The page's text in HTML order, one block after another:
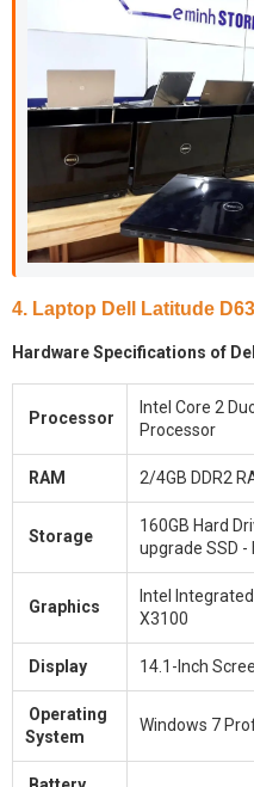
4. Laptop Dell Latitude
Hardware Specifications of
Processor
Intel Core 2
Processor
RAM 2/4GB DDR2
Storage
160GB Hard
upgrade SSD -
Graphics
Intel
X3100
Display 14.1-Inch
Operating
System
Windows 7